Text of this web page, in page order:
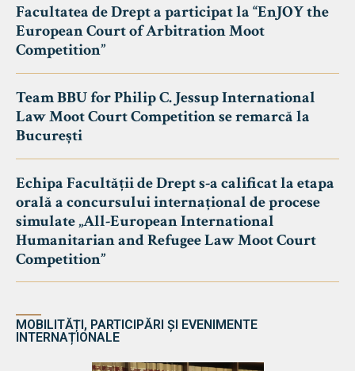
Facultatea de Drept a participat la “EnJOY the
European Court of Arbitration Moot
Competition”
Team BBU for Philip C. Jessup International
Law Moot Court Competition se remarcă la
București
Echipa Facultății de Drept s-a calificat la etapa
orală a concursului internațional de procese
simulate „All-European International
Humanitarian and Refugee Law Moot Court
Competition”
MOBILITĂȚI, PARTICIPĂRI ȘI EVENIMENTE
INTERNAȚIONALE